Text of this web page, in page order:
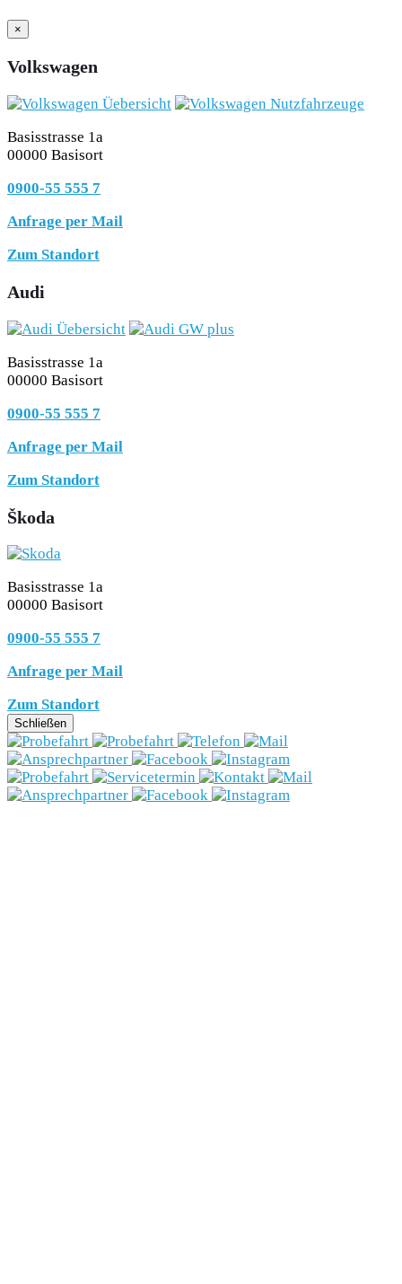
×
Volkswagen
Basisstrasse 1a
00000 Basisort
0900-55 555 7
Anfrage per Mail
Zum Standort
Audi
Basisstrasse 1a
00000 Basisort
0900-55 555 7
Anfrage per Mail
Zum Standort
Škoda
Basisstrasse 1a
00000 Basisort
0900-55 555 7
Anfrage per Mail
Zum Standort
Schließen